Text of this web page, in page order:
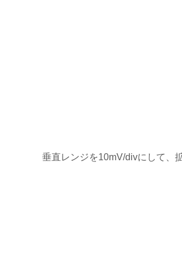
垂直レンジを10mV/divにして、